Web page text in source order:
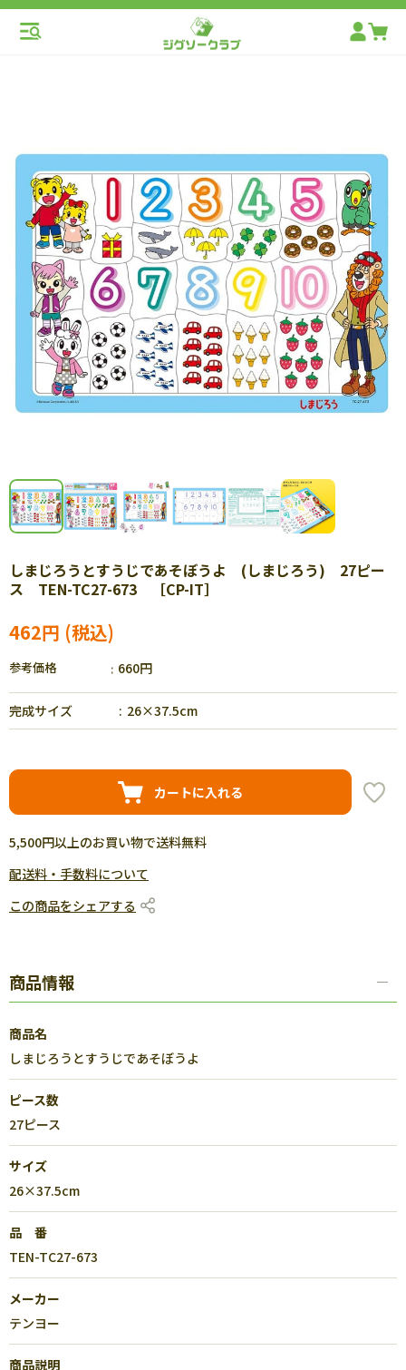
しまじろうとすうじであそぼうよ (しまじろう) 27ピー
ス TEN-TC27-673 ［CP-IT］
462円
参考価格 660円
完成サイズ 26×37.5cm
カートに入れる
5,500円以上のお買い物で送料無料
配送料・手数料について
この商品をシェアする
商品情報
商品名
しまじろうとすうじであそぼうよ
ピース数
27ピース
サイズ
26×37.5cm
品 番
TEN-TC27-673
メーカー
テンヨー
商品説明